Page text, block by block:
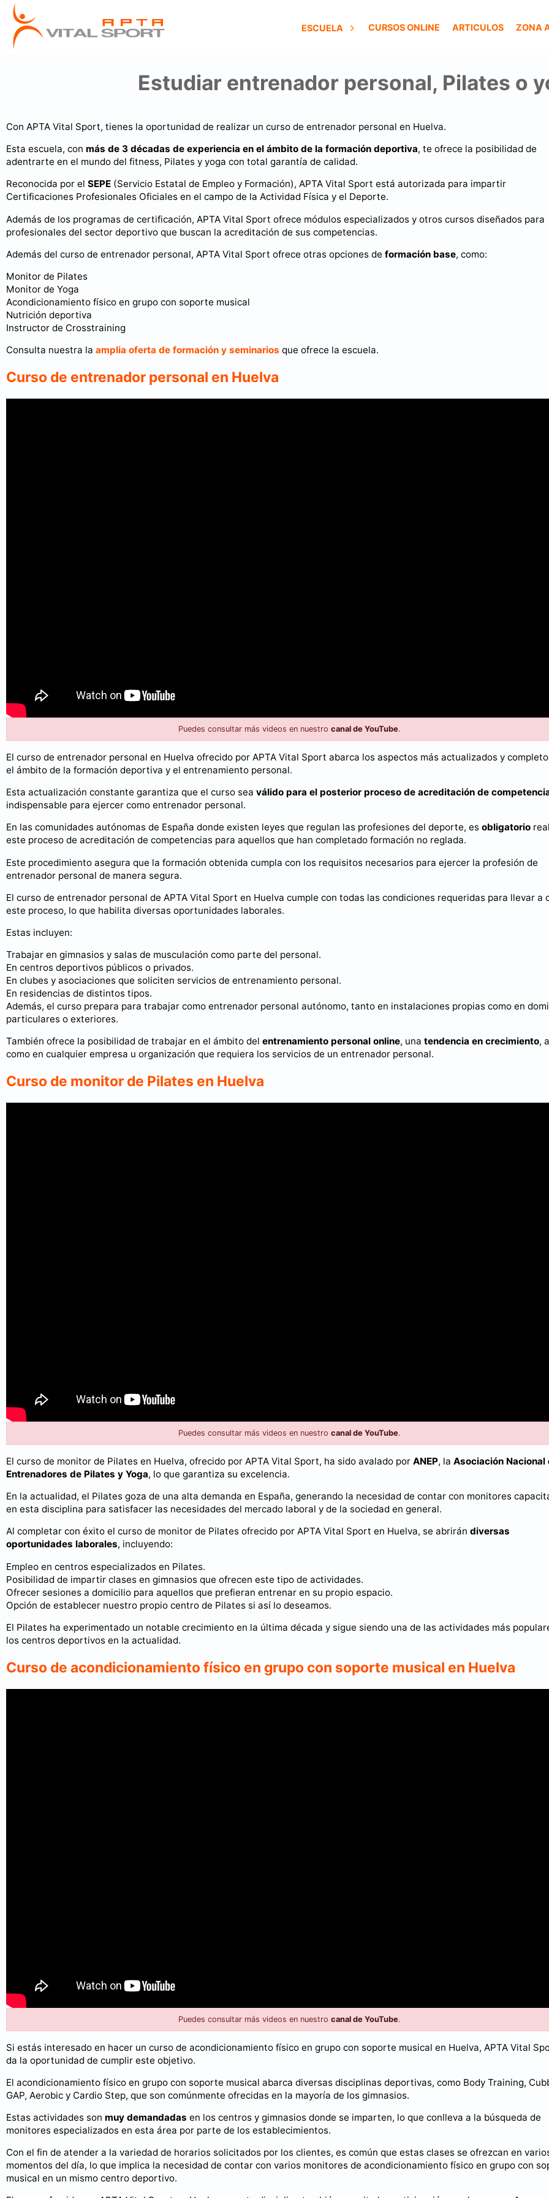
ESCUELA CURSOS ONLINE ARTICULOS ZONA
Estudiar entrenador personal, Pilates o
Con APTA Vital Sport, tienes la oportunidad de realizar un curso de entrenador personal en Huelva.
Esta escuela, con más de 3 décadas de experiencia en el ámbito de la formación deportiva, te ofrece la posibilidad de
adentrarte en el mundo del fitness, Pilates y yoga con total garantía de calidad.
Reconocida por el SEPE (Servicio Estatal de Empleo y Formación), APTA Vital Sport está autorizada para impartir
Certificaciones Profesionales Oficiales en el campo de la Actividad Física y el Deporte.
Además de los programas de certificación, APTA Vital Sport ofrece módulos especializados y otros cursos diseñados para
profesionales del sector deportivo que buscan la acreditación de sus competencias.
Además del curso de entrenador personal, APTA Vital Sport ofrece otras opciones de formación base, como:
Monitor de Pilates
Monitor de Yoga
Acondicionamiento físico en grupo con soporte musical
Nutrición deportiva
Instructor de Crosstraining
Consulta nuestra la amplia oferta de formación y seminarios que ofrece la escuela.
Curso de entrenador personal en Huelva
Puedes consultar más videos en nuestro canal de YouTube.
El curso de entrenador personal en Huelva ofrecido por APTA Vital Sport abarca los aspectos más actualizados y
el ámbito de la formación deportiva y el entrenamiento personal.
Esta actualización constante garantiza que el curso sea válido para el posterior proceso de acreditación de
indispensable para ejercer como entrenador personal.
En las comunidades autónomas de España donde existen leyes que regulan las profesiones del deporte, es obligatorio
este proceso de acreditación de competencias para aquellos que han completado formación no reglada.
Este procedimiento asegura que la formación obtenida cumpla con los requisitos necesarios para ejercer la profesión de
entrenador personal de manera segura.
El curso de entrenador personal de APTA Vital Sport en Huelva cumple con todas las condiciones requeridas para llevar a
este proceso, lo que habilita diversas oportunidades laborales.
Estas incluyen:
Trabajar en gimnasios y salas de musculación como parte del personal.
En centros deportivos públicos o privados.
En clubes y asociaciones que soliciten servicios de entrenamiento personal.
En residencias de distintos tipos.
Además, el curso prepara para trabajar como entrenador personal autónomo, tanto en instalaciones propias como en
particulares o exteriores.
También ofrece la posibilidad de trabajar en el ámbito del entrenamiento personal online, una tendencia en crecimiento,
como en cualquier empresa u organización que requiera los servicios de un entrenador personal.
Curso de monitor de Pilates en Huelva
Puedes consultar más videos en nuestro canal de YouTube.
El curso de monitor de Pilates en Huelva, ofrecido por APTA Vital Sport, ha sido avalado por ANEP, la Asociación Nacional
Entrenadores de Pilates y Yoga, lo que garantiza su excelencia.
En la actualidad, el Pilates goza de una alta demanda en España, generando la necesidad de contar con monitores
en esta disciplina para satisfacer las necesidades del mercado laboral y de la sociedad en general.
Al completar con éxito el curso de monitor de Pilates ofrecido por APTA Vital Sport en Huelva, se abrirán diversas
oportunidades laborales, incluyendo:
Empleo en centros especializados en Pilates.
Posibilidad de impartir clases en gimnasios que ofrecen este tipo de actividades.
Ofrecer sesiones a domicilio para aquellos que prefieran entrenar en su propio espacio.
Opción de establecer nuestro propio centro de Pilates si así lo deseamos.
El Pilates ha experimentado un notable crecimiento en la última década y sigue siendo una de las actividades más
los centros deportivos en la actualidad.
Curso de acondicionamiento físico en grupo con soporte musical en Huelva
Puedes consultar más videos en nuestro canal de YouTube.
Si estás interesado en hacer un curso de acondicionamiento físico en grupo con soporte musical en Huelva, APTA Vital
da la oportunidad de cumplir este objetivo.
El acondicionamiento físico en grupo con soporte musical abarca diversas disciplinas deportivas, como Body Training,
GAP, Aerobic y Cardio Step, que son comúnmente ofrecidas en la mayoría de los gimnasios.
Estas actividades son muy demandadas en los centros y gimnasios donde se imparten, lo que conlleva a la búsqueda de
monitores especializados en esta área por parte de los establecimientos.
Con el fin de atender a la variedad de horarios solicitados por los clientes, es común que estas clases se ofrezcan en
momentos del día, lo que implica la necesidad de contar con varios monitores de acondicionamiento físico en grupo con
musical en un mismo centro deportivo.